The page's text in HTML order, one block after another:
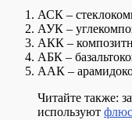
АСК –
АУК –
АКК –
АБК –
ААК –
Читайте также:
используют